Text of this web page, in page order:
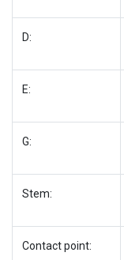
D:
E:
G:
Stem:
Contact point: